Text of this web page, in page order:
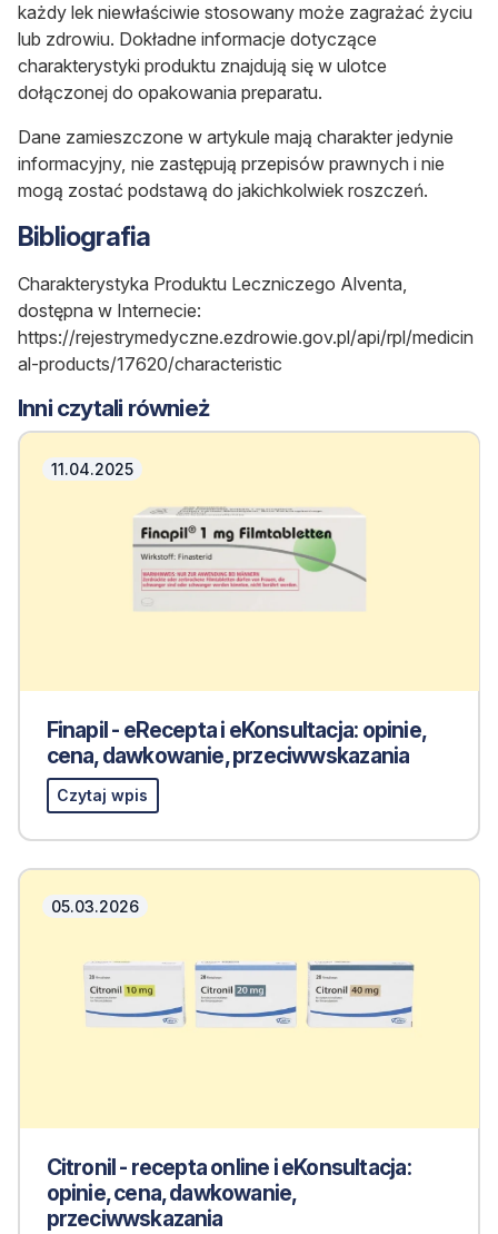
każdy lek niewłaściwie stosowany może zagrażać życiu
lub zdrowiu. Dokładne informacje dotyczące
charakterystyki produktu znajdują się w ulotce
dołączonej do opakowania preparatu.
Dane zamieszczone w artykule mają charakter jedynie
informacyjny, nie zastępują przepisów prawnych i nie
mogą zostać podstawą do jakichkolwiek roszczeń.
Bibliografia
Charakterystyka Produktu Leczniczego Alventa,
dostępna w Internecie:
https://rejestrymedyczne.ezdrowie.gov.pl/api/rpl/medicin
al-products/17620/characteristic
Inni czytali również
11.04.2025
Finapil - eRecepta i eKonsultacja: opinie,
cena, dawkowanie, przeciwwskazania
Czytaj wpis
05.03.2026
Citronil - recepta online i eKonsultacja:
opinie, cena, dawkowanie,
przeciwwskazania